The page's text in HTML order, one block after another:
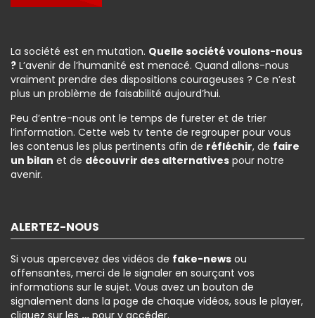
La société est en mutation. Quelle société voulons-nous
? L’avenir de l’humanité est menacé. Quand allons-nous
vraiment prendre des dispositions courageuses ? Ce n’est
plus un problème de faisabilité aujourd’hui.
Peu d’entre-nous ont le temps de fureter et de trier
l’information. Cette web tv tente de regrouper pour vous
les contenus les plus pertinents afin de réfléchir, de faire
un bilan et de découvrir des alternatives pour notre
avenir.
ALERTEZ-NOUS
Si vous apercevez des vidéos de fake-news ou
offensantes, merci de le signaler en sourçant vos
informations sur le sujet. Vous avez un bouton de
signalement dans la page de chaque vidéos, sous le player,